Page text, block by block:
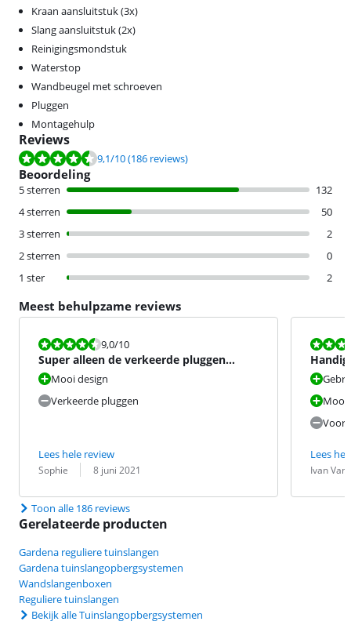
Kraan aansluitstuk (3x)
Slang aansluitstuk (2x)
Reinigingsmondstuk
Waterstop
Wandbeugel met schroeven
Pluggen
Montagehulp
Reviews
Beoordeling is 9,1 van de 10, gebaseerd op 186 reviews.
9,1/10(186 reviews)
Beoordeling
5 sterren
132
4 sterren
50
3 sterren
2
2 sterren
0
1 ster
2
Meest behulpzame reviews
Beoordeling is 9,0 van de 10.
9,0/10
Super alleen de verkeerde pluggen
geleverd
Mooi design
Verkeerde pluggen
Lees hele review
Beoordeling door:
Sophie
Datum: 8 juni 2021
Mooi
Lees
Ivan
Datum:
Toon alle 186 reviews
Gerelateerde producten
Gardena reguliere tuinslangen
Gardena tuinslangopbergsystemen
Wandslangenboxen
Reguliere tuinslangen
Bekijk alle Tuinslangopbergsystemen